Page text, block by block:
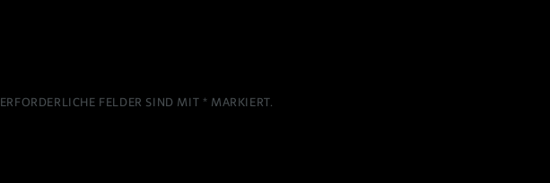
ERFORDERLICHE FELDER SIND MIT * MARKIERT.